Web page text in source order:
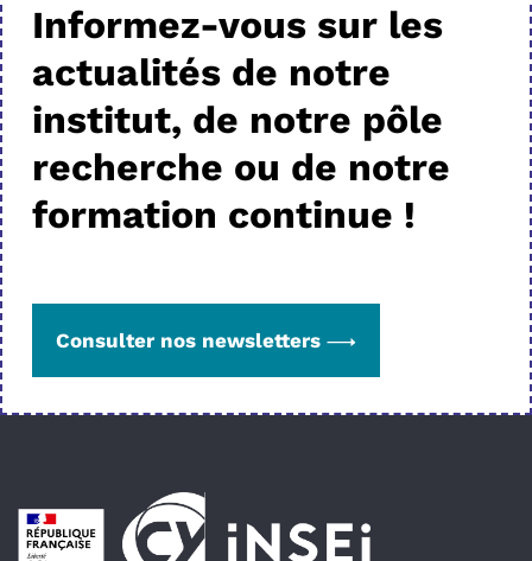
Informez-vous sur les
actualités de notre
institut, de notre pôle
recherche ou de notre
formation continue !
Consulter nos newsletters
Pied de page